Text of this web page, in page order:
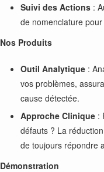
Suivi des Actions :
de nomenclature
Nos Produits
Outil Analytique :
vos problèmes,
cause détectée.
Approche Clinique :
défauts ? La
de toujours répondre
Démonstration